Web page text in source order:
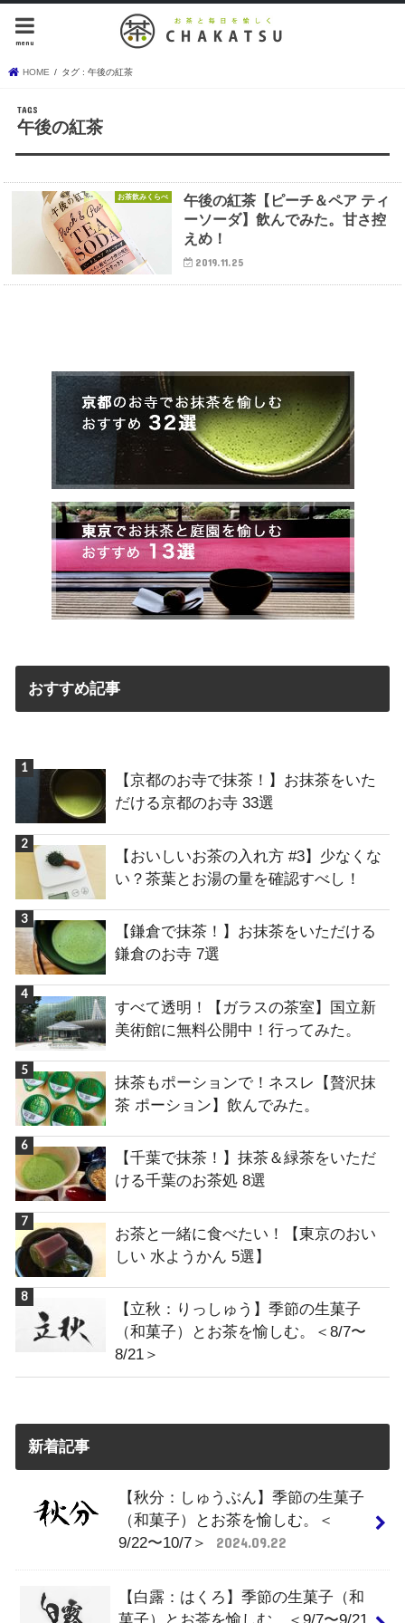
menu
HOME タグ : 午後の紅茶
午後の紅茶
お茶飲みくらべ
午後の紅茶【ピーチ＆ペア ティ
ーソーダ】飲んでみた。甘さ控
えめ！
2019.11.25
おすすめ記事
【京都のお寺で抹茶！】お抹茶をいた
だける京都のお寺 33選
【おいしいお茶の入れ方 #3】少なくな
い？茶葉とお湯の量を確認すべし！
【鎌倉で抹茶！】お抹茶をいただける
鎌倉のお寺 7選
すべて透明！【ガラスの茶室】国立新
美術館に無料公開中！行ってみた。
抹茶もポーションで！ネスレ【贅沢抹
茶 ポーション】飲んでみた。
【千葉で抹茶！】抹茶＆緑茶をいただ
ける千葉のお茶処 8選
お茶と一緒に食べたい！【東京のおい
しい 水ようかん 5選】
【立秋：りっしゅう】季節の生菓子
（和菓子）とお茶を愉しむ。＜8/7〜
8/21＞
新着記事
【秋分：しゅうぶん】季節の生菓子
（和菓子）とお茶を愉しむ。＜
9/22〜10/7＞
2024.09.22
【白露：はくろ】季節の生菓子（和